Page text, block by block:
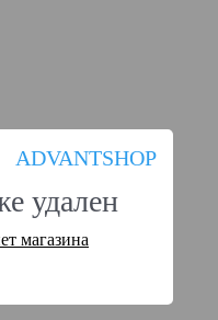
ADVANTSHOP
удален
магазина